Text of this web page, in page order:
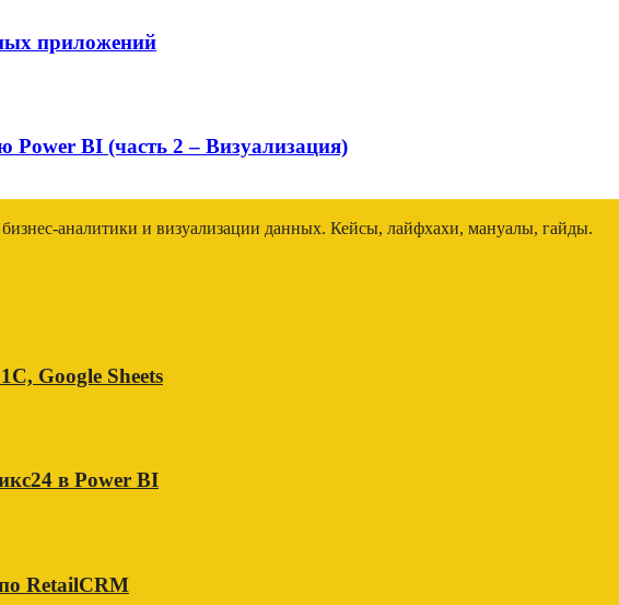
приложений
BI (часть 2 – Визуализация)
аналитики и визуализации данных. Кейсы, лайфхахи, мануалы, гайды.
Google Sheets
в Power BI
RetailCRM